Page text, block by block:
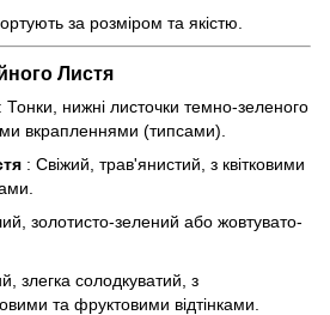
за розміром та якістю.
Листя
: Тонки, нижні листочки темно-зеленого
вкрапленнями (типсами).
: Свіжий, трав'янистий, з квітковими
золотисто-зелений або жовтувато-
злегка солодкуватий, з
та фруктовими відтінками.